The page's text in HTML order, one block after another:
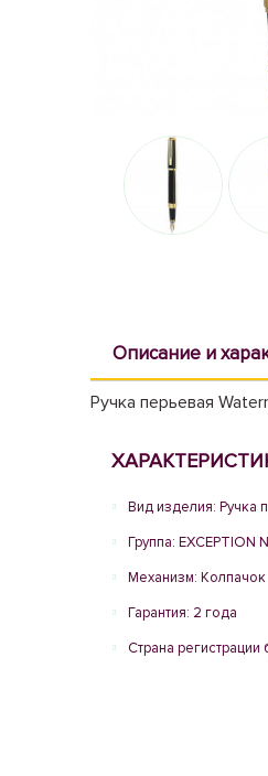
Описание и
Ручка перьевая
Вид изделия: Ручка
Группа: EXCEPTION
Механизм: Колпачок
Гарантия: 2 года
Страна